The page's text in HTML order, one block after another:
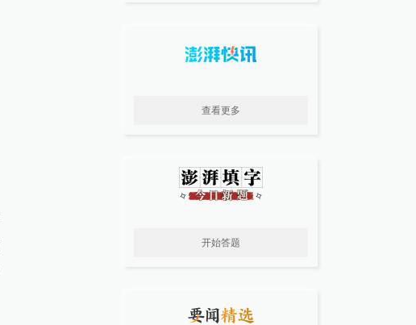
查看更多
开始答题